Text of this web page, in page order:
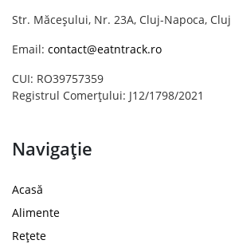
Str. Măceșului, Nr. 23A, Cluj-Napoca, Cluj
Email: contact@eatntrack.ro
CUI: RO39757359
Registrul Comerțului: J12/1798/2021
Navigație
Acasă
Alimente
Rețete